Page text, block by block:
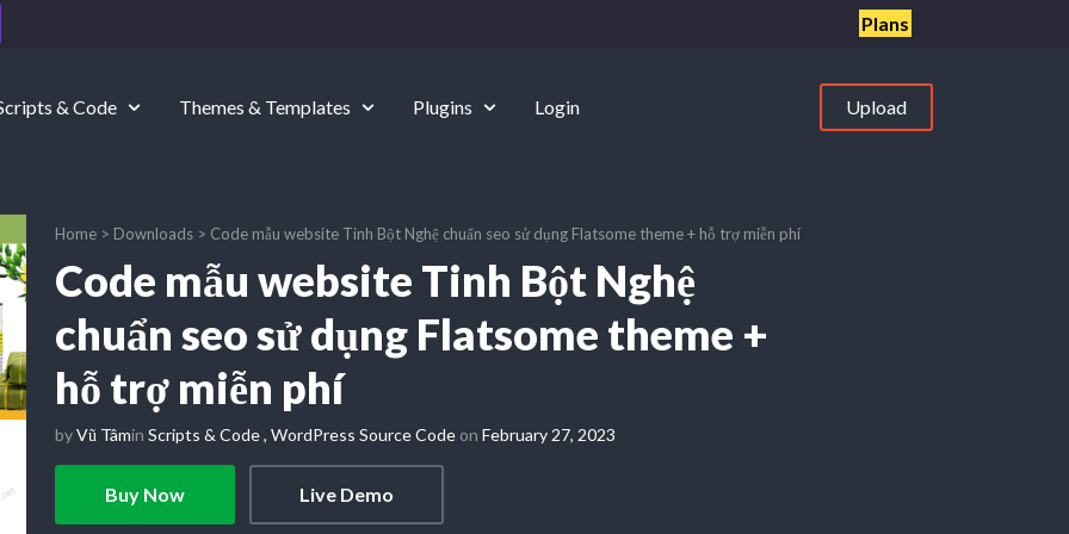
Plans
& Code Themes & Templates Plugins Login Upload
Home > Downloads > Code mẫu website Tinh Bột Nghệ chuẩn seo sử dụng Flatsome theme + hỗ trợ miễn phí
Code mẫu website Tinh Bột Nghệ
chuẩn seo sử dụng Flatsome theme +
hỗ trợ miễn phí
byVũ Tâmin Scripts & Code, WordPress Source Code on February 27, 2023
Buy Now Live Demo